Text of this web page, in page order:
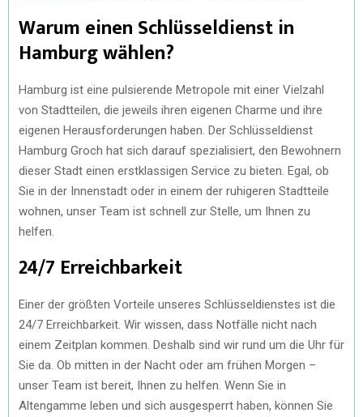
Warum einen Schlüsseldienst in
Hamburg wählen?
Hamburg ist eine pulsierende Metropole mit einer Vielzahl
von Stadtteilen, die jeweils ihren eigenen Charme und ihre
eigenen Herausforderungen haben. Der Schlüsseldienst
Hamburg Groch hat sich darauf spezialisiert, den Bewohnern
dieser Stadt einen erstklassigen Service zu bieten. Egal, ob
Sie in der Innenstadt oder in einem der ruhigeren Stadtteile
wohnen, unser Team ist schnell zur Stelle, um Ihnen zu
helfen.
24/7 Erreichbarkeit
Einer der größten Vorteile unseres Schlüsseldienstes ist die
24/7 Erreichbarkeit. Wir wissen, dass Notfälle nicht nach
einem Zeitplan kommen. Deshalb sind wir rund um die Uhr für
Sie da. Ob mitten in der Nacht oder am frühen Morgen –
unser Team ist bereit, Ihnen zu helfen. Wenn Sie in
Altengamme leben und sich ausgesperrt haben, können Sie